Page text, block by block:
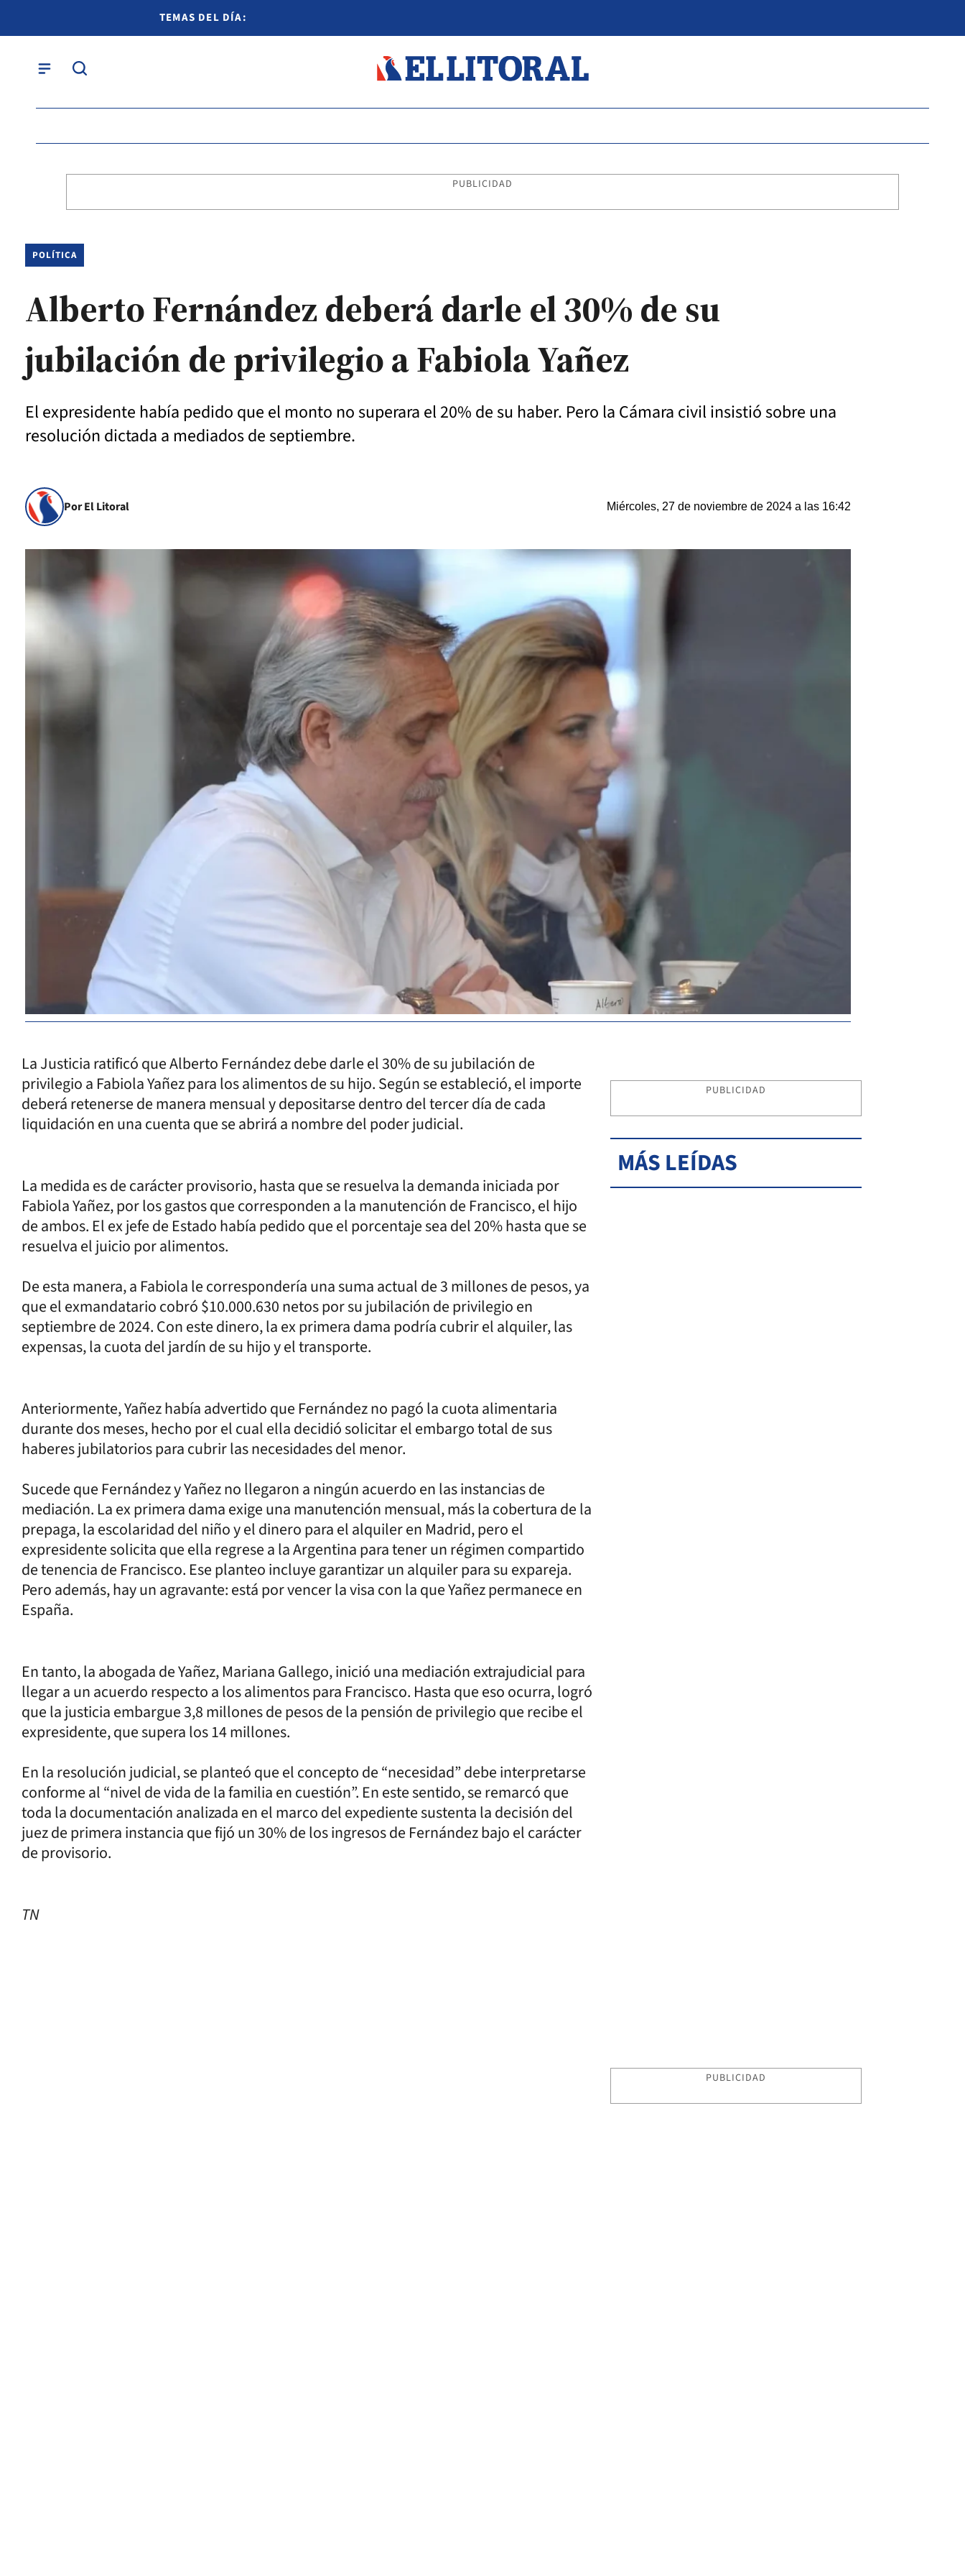
TEMAS DEL DÍA:
PUBLICIDAD
POLÍTICA
Alberto Fernández deberá darle el 30% de su
jubilación de privilegio a Fabiola Yañez
El expresidente había pedido que el monto no superara el 20% de su haber. Pero la Cámara civil insistió sobre una
resolución dictada a mediados de septiembre.
Por El Litoral Miércoles, 27 de noviembre de 2024 a las 16:42
La Justicia ratificó que Alberto Fernández debe darle el 30% de su jubilación de
privilegio a Fabiola Yañez para los alimentos de su hijo. Según se estableció, el importe
deberá retenerse de manera mensual y depositarse dentro del tercer día de cada
liquidación en una cuenta que se abrirá a nombre del poder judicial.
La medida es de carácter provisorio, hasta que se resuelva la demanda iniciada por
Fabiola Yañez, por los gastos que corresponden a la manutención de Francisco, el hijo
de ambos. El ex jefe de Estado había pedido que el porcentaje sea del 20% hasta que se
resuelva el juicio por alimentos.
De esta manera, a Fabiola le correspondería una suma actual de 3 millones de pesos, ya
que el exmandatario cobró $10.000.630 netos por su jubilación de privilegio en
septiembre de 2024. Con este dinero, la ex primera dama podría cubrir el alquiler, las
expensas, la cuota del jardín de su hijo y el transporte.
Anteriormente, Yañez había advertido que Fernández no pagó la cuota alimentaria
durante dos meses, hecho por el cual ella decidió solicitar el embargo total de sus
haberes jubilatorios para cubrir las necesidades del menor.
Sucede que Fernández y Yañez no llegaron a ningún acuerdo en las instancias de
mediación. La ex primera dama exige una manutención mensual, más la cobertura de la
prepaga, la escolaridad del niño y el dinero para el alquiler en Madrid, pero el
expresidente solicita que ella regrese a la Argentina para tener un régimen compartido
de tenencia de Francisco. Ese planteo incluye garantizar un alquiler para su expareja.
Pero además, hay un agravante: está por vencer la visa con la que Yañez permanece en
España.
En tanto, la abogada de Yañez, Mariana Gallego, inició una mediación extrajudicial para
llegar a un acuerdo respecto a los alimentos para Francisco. Hasta que eso ocurra, logró
que la justicia embargue 3,8 millones de pesos de la pensión de privilegio que recibe el
expresidente, que supera los 14 millones.
En la resolución judicial, se planteó que el concepto de “necesidad” debe interpretarse
conforme al “nivel de vida de la familia en cuestión”. En este sentido, se remarcó que
toda la documentación analizada en el marco del expediente sustenta la decisión del
juez de primera instancia que fijó un 30% de los ingresos de Fernández bajo el carácter
de provisorio.
TN
PUBLICIDAD
MÁS LEÍDAS
PUBLICIDAD